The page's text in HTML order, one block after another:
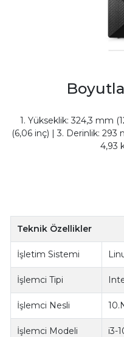
1. Yükseklik: 324,3 mm
(6,06 inç) | 3. Derinlik: 293
4,93
Teknik Özellikler
İşletim Sistemi
İşlemci Tipi
İşlemci Nesli
İşlemci Modeli
i3-